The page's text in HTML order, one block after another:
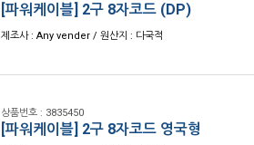
[파워케이블] 2구 8자코드 (DP)
제조사 : Any vender / 원산지 : 다국적
상품번호 : 3835450
[파워케이블] 2구 8자코드 영국형